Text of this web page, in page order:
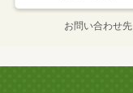
お問い合わせ先